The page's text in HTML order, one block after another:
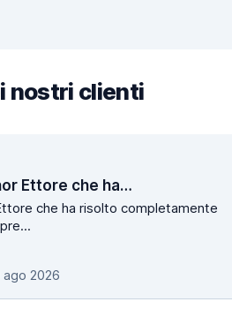
nostri clienti
Ettore che ha…
che ha risolto completamente
ago 2026